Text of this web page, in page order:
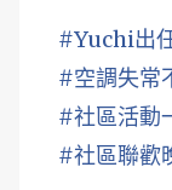
#Yuchi出
#空調失常
#社區活動
#社區聯歡